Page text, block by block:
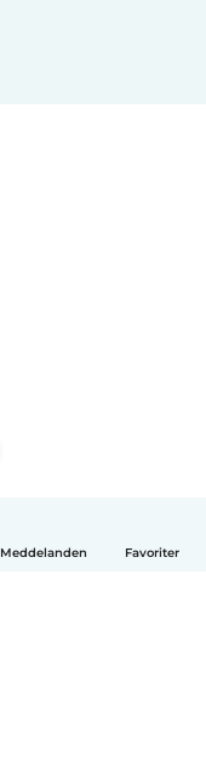
Meddelanden Favoriter